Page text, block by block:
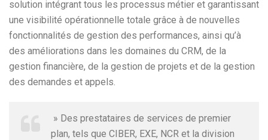
solution intégrant tous les processus métier et garantissant
une visibilité opérationnelle totale grâce à de nouvelles
fonctionnalités de gestion des performances, ainsi qu’à
des améliorations dans les domaines du CRM, de la
gestion financière, de la gestion de projets et de la gestion
des demandes et appels.
» Des prestataires de services de premier
plan, tels que CIBER, EXE, NCR et la division